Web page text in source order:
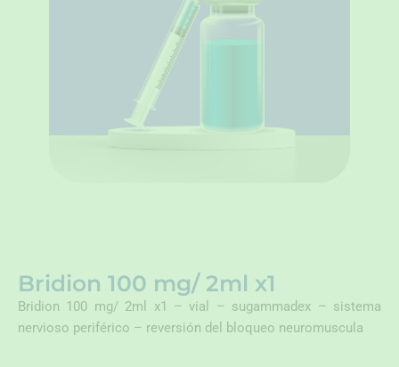
Bridion 100 mg/ 2ml x1
Bridion 100 mg/ 2ml x1 – vial – sugammadex – sistema
nervioso periférico – reversión del bloqueo neuromuscula